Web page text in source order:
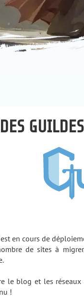
GUILDES
en cours de
de sites à
le blog et les
!